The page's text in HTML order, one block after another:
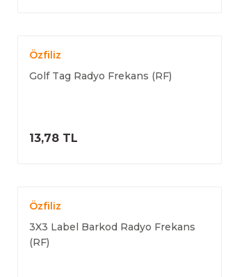
Özfiliz
Golf Tag Radyo Frekans (RF)
13,78 TL
Özfiliz
3X3 Label Barkod Radyo Frekans
(RF)